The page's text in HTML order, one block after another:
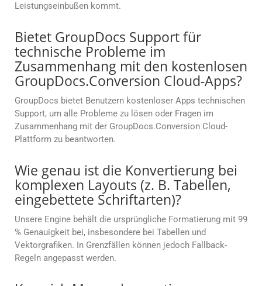
Leistungseinbußen kommt.
Bietet GroupDocs Support für
technische Probleme im
Zusammenhang mit den kostenlosen
GroupDocs.Conversion Cloud-Apps?
GroupDocs bietet Benutzern kostenloser Apps technischen
Support, um alle Probleme zu lösen oder Fragen im
Zusammenhang mit der GroupDocs.Conversion Cloud-
Plattform zu beantworten.
Wie genau ist die Konvertierung bei
komplexen Layouts (z. B. Tabellen,
eingebettete Schriftarten)?
Unsere Engine behält die ursprüngliche Formatierung mit 99
% Genauigkeit bei, insbesondere bei Tabellen und
Vektorgrafiken. In Grenzfällen können jedoch Fallback-
Regeln angepasst werden.